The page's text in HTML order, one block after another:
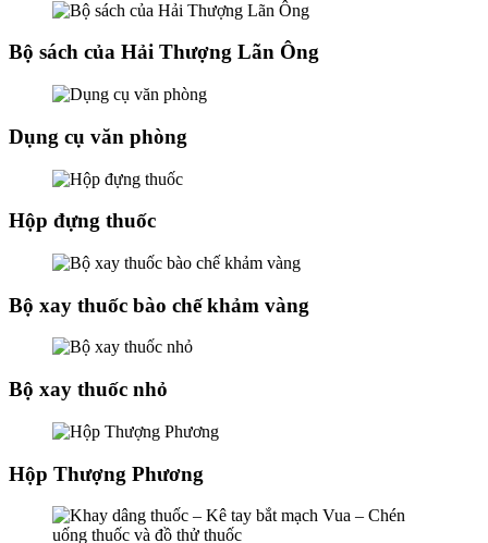
Bộ sách của Hải Thượng Lãn Ông
Dụng cụ văn phòng
Hộp đựng thuốc
Bộ xay thuốc bào chế khảm vàng
Bộ xay thuốc nhỏ
Hộp Thượng Phương